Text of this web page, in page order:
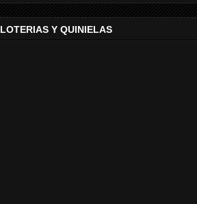
LOTERIAS Y QUINIELAS